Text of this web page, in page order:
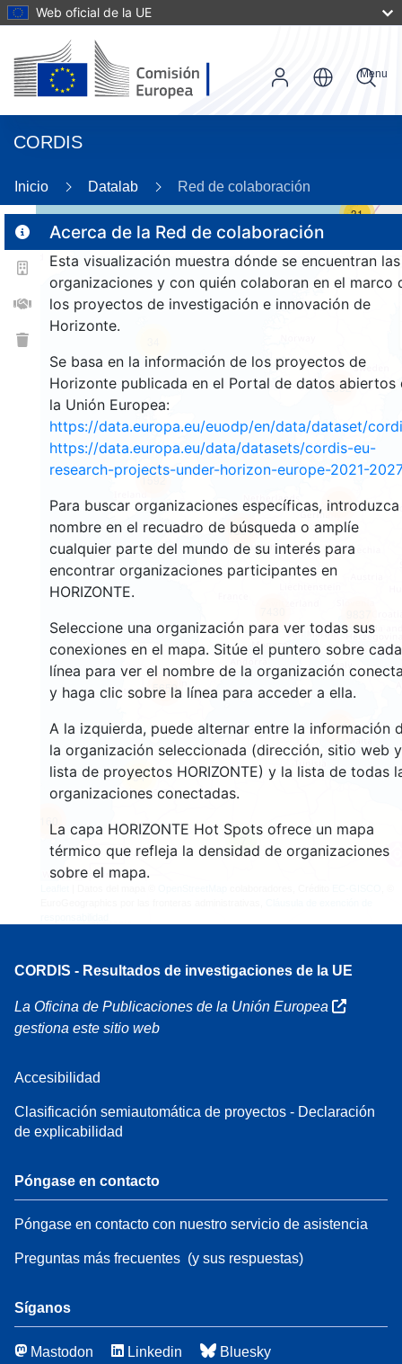
Web oficial de la UE
CORDIS
Menu
Inicio Datalab Red de colaboración
Acerca de la Red de colaboración
Esta visualización muestra dónde se encuentran las
organizaciones y con quién colaboran en el marco
los proyectos de investigación e innovación de
Horizonte.
Se basa en la información de los proyectos de
Horizonte publicada en el Portal de datos abiertos
la Unión Europea:
https://data.europa.eu/euodp/en/data/dataset/
https://data.europa.eu/data/datasets/cordis-eu-
research-projects-under-horizon-europe-2021-2027
Para buscar organizaciones específicas, introduzca
nombre en el recuadro de búsqueda o amplíe
cualquier parte del mundo de su interés para
encontrar organizaciones participantes en
HORIZONTE.
Seleccione una organización para ver todas sus
conexiones en el mapa. Sitúe el puntero sobre cada
línea para ver el nombre de la organización
y haga clic sobre la línea para acceder a ella.
A la izquierda, puede alternar entre la información
la organización seleccionada (dirección, sitio web y
lista de proyectos HORIZONTE) y la lista de todas
organizaciones conectadas.
La capa HORIZONTE Hot Spots ofrece un mapa
térmico que refleja la densidad de organizaciones
sobre el mapa.
7
160
54
5659
31
2852
1592
13041
469
4522
CORDIS - Resultados de investigaciones de la UE
La Oficina de Publicaciones de la Unión Europea
gestiona este sitio web
Accesibilidad
Clasificación semiautomática de proyectos - Declaración
de explicabilidad
Póngase en contacto
Póngase en contacto con nuestro servicio de asistencia
Preguntas más frecuentes (y sus respuestas)
Síganos
Mastodon Linkedin Bluesky